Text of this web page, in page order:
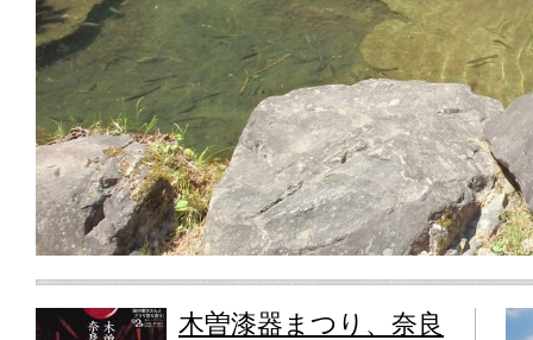
木曽漆器まつり、奈良